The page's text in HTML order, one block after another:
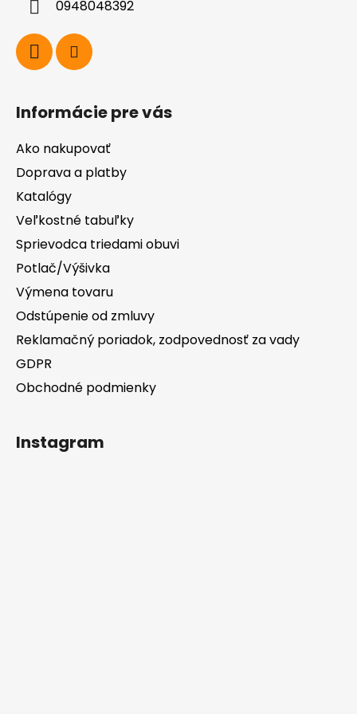
0948048392
Informácie pre vás
Ako nakupovať
Doprava a platby
Katalógy
Veľkostné tabuľky
Sprievodca triedami obuvi
Potlač/Výšivka
Výmena tovaru
Odstúpenie od zmluvy
Reklamačný poriadok, zodpovednosť za vady
GDPR
Obchodné podmienky
Instagram